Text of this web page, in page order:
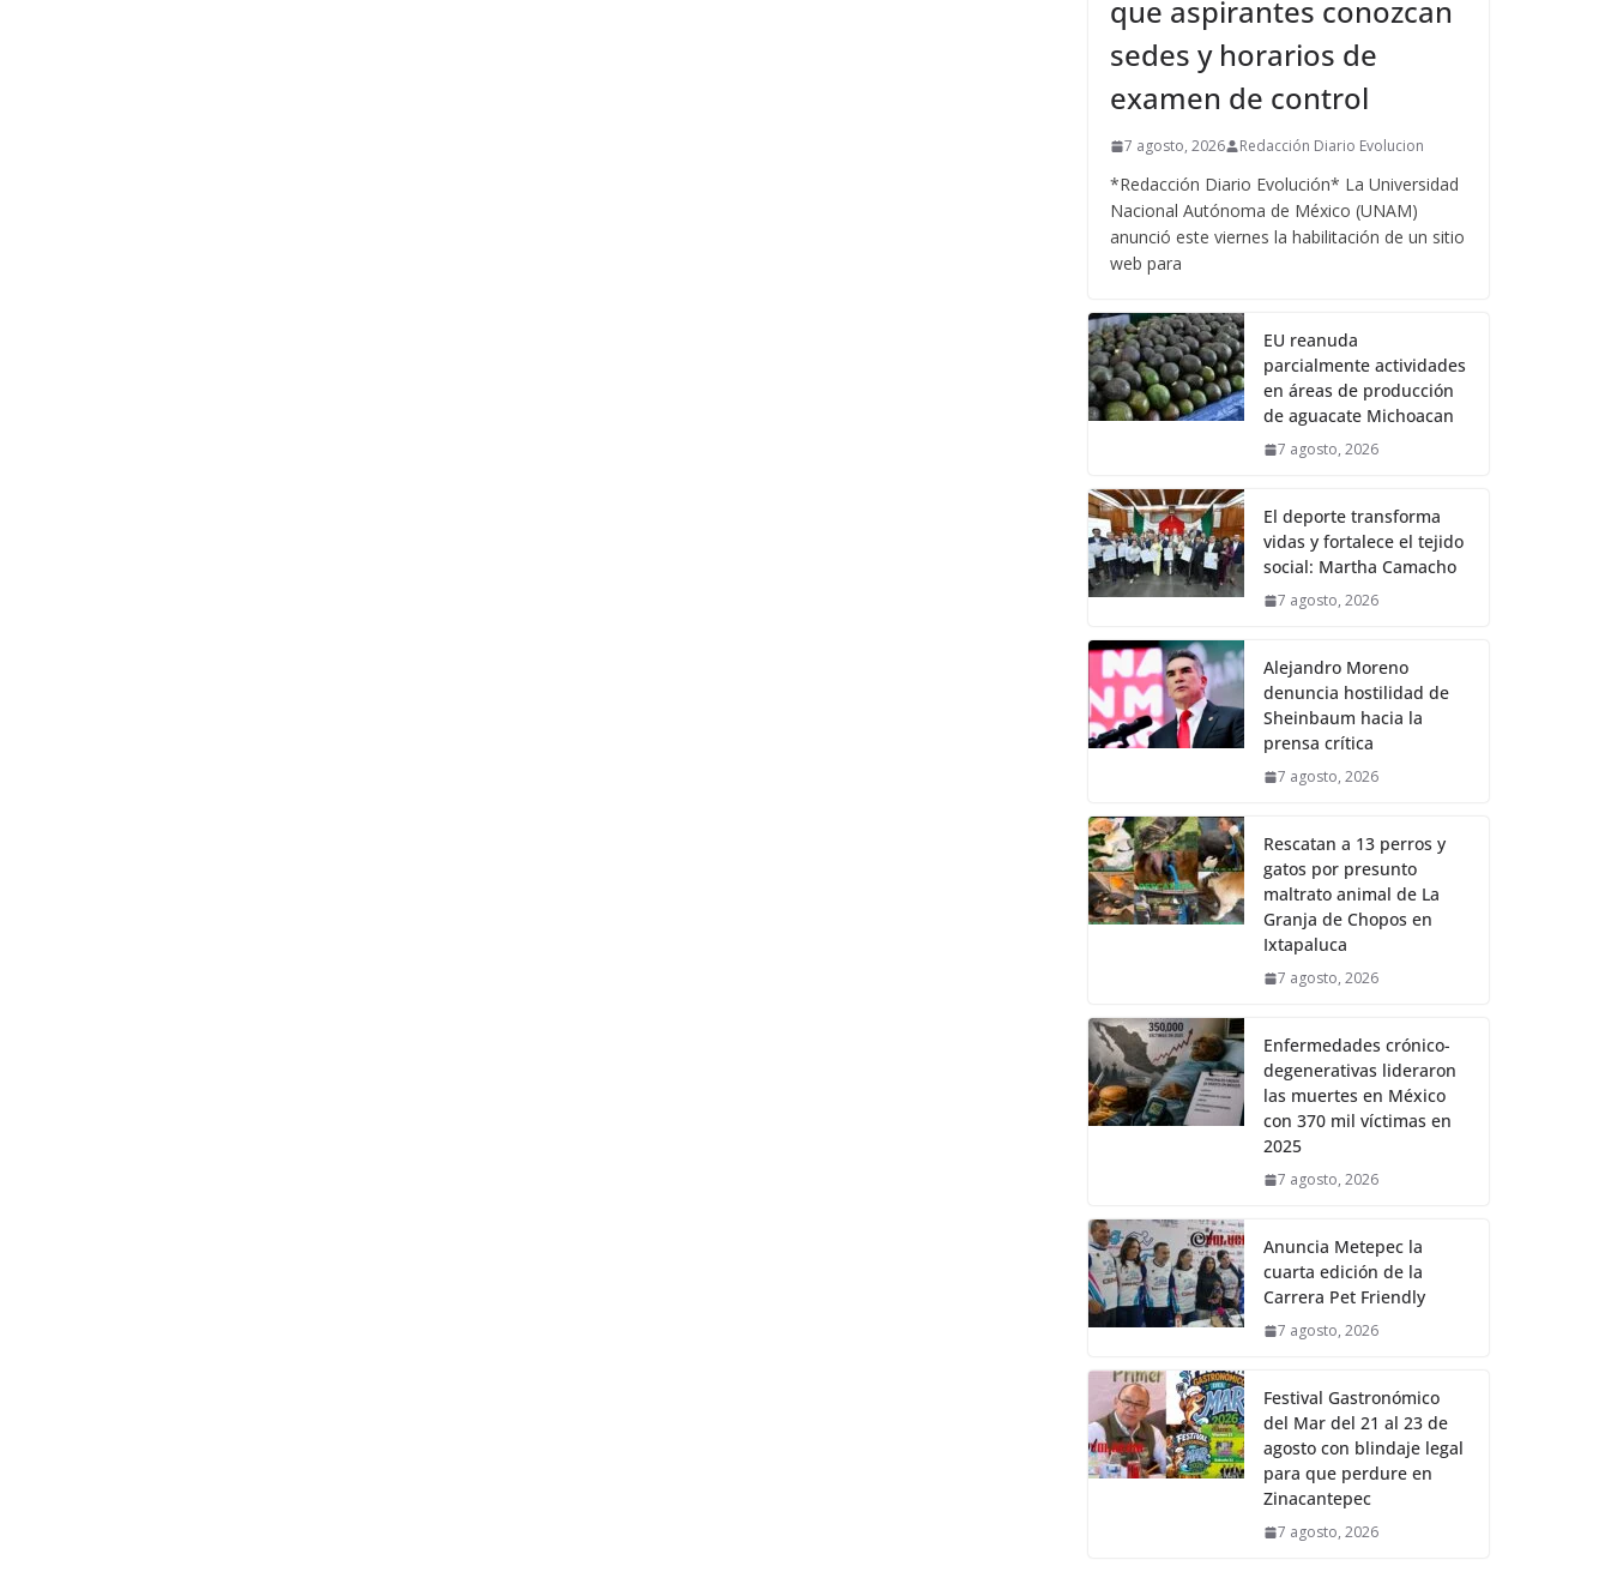
que aspirantes conozcan
sedes y horarios de
examen de control
7 agosto, 2026 Redacción Diario Evolucion
*Redacción Diario Evolución* La Universidad
Nacional Autónoma de México (UNAM)
anunció este viernes la habilitación de un sitio
web para
EU reanuda
parcialmente actividades
en áreas de producción
de aguacate Michoacan
7 agosto, 2026
El deporte transforma
vidas y fortalece el tejido
social: Martha Camacho
7 agosto, 2026
Alejandro Moreno
denuncia hostilidad de
Sheinbaum hacia la
prensa crítica
7 agosto, 2026
Rescatan a 13 perros y
gatos por presunto
maltrato animal de La
Granja de Chopos en
Ixtapaluca
7 agosto, 2026
Enfermedades crónico-
degenerativas lideraron
las muertes en México
con 370 mil víctimas en
2025
7 agosto, 2026
Anuncia Metepec la
cuarta edición de la
Carrera Pet Friendly
7 agosto, 2026
Festival Gastronómico
del Mar del 21 al 23 de
agosto con blindaje legal
para que perdure en
Zinacantepec
7 agosto, 2026